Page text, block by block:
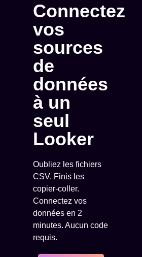
Connectez
vos
sources
de
données
à un
seul
Looker
Oubliez les fichiers
CSV. Finis les
copier-coller.
Connectez vos
données en 2
minutes. Aucun code
requis.